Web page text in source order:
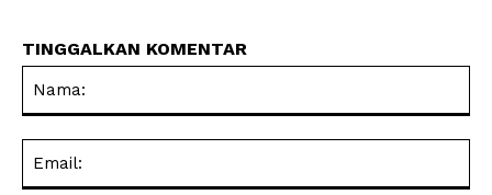
TINGGALKAN KOMENTAR